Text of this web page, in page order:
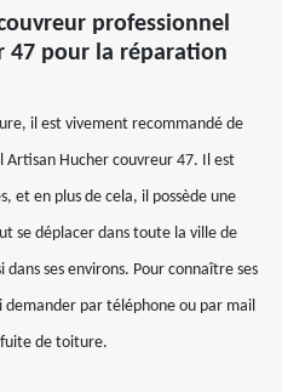
professionnel
47 pour la réparation
il est vivement recommandé de
Artisan Hucher couvreur 47. Il est
et en plus de cela, il possède une
se déplacer dans toute la ville de
ses environs. Pour connaître ses
par téléphone ou par mail
de toiture.